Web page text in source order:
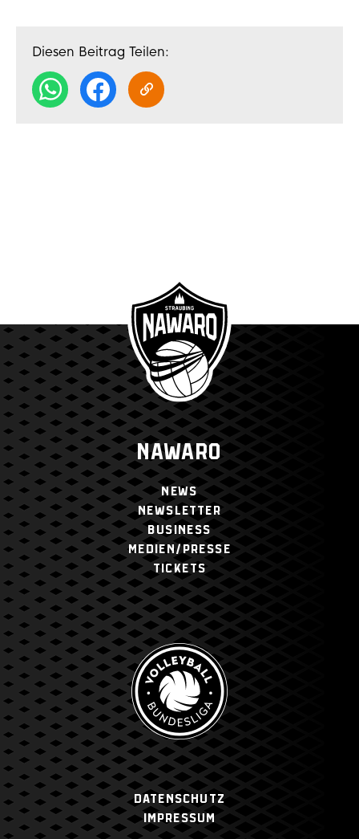
Diesen Beitrag Teilen:
NAWARO
NEWS
NEWSLETTER
BUSINESS
MEDIEN/PRESSE
TICKETS
Datenschutz
Impressum